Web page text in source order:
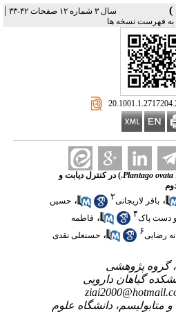
سال ۳ شماره ۱۲ صفحات ۴۲-۳۳ |
فهرست نسخه ها
Plantago ovataL.) در کنترل دیابت و
، باقر لاریجانی۲ ، حسین
دست پاک۴ ، فاطمه
رضایی۶ ، حسنعلی نقدی
گروه پژوهشی
گیاهان دارویی
و متابولیسم، دانشگاه علوم